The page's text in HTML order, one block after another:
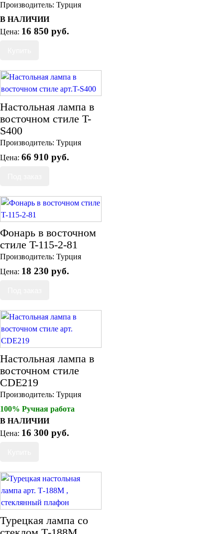
Производитель: Турция
В НАЛИЧИИ
Цена: 16 850 руб.
Настольная лампа в
восточном стиле T-
S400
Производитель: Турция
Цена: 66 910 руб.
Фонарь в восточном
стиле T-115-2-81
Производитель: Турция
Цена: 18 230 руб.
Настольная лампа в
восточном стиле
CDE219
Производитель: Турция
100% Ручная работа
В НАЛИЧИИ
Цена: 16 300 руб.
Турецкая лампа со